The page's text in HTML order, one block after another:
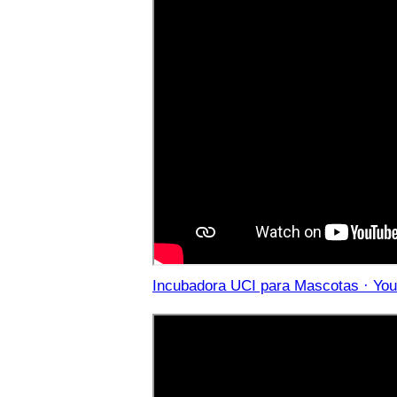
Incubadora UCI para Mascotas ·